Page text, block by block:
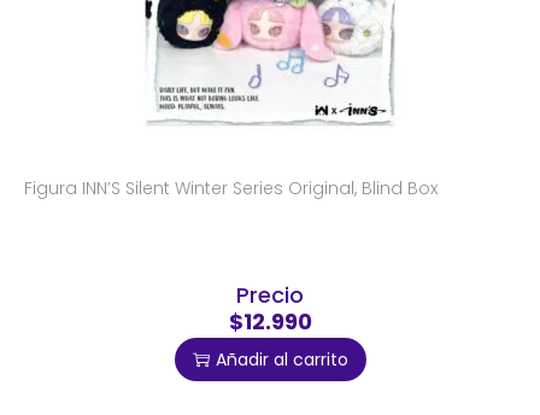
Figura INN’S Silent Winter Series Original, Blind Box
Precio
$12.990
Añadir al carrito